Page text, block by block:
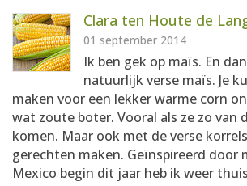
RECEPTEN
WEEKMENU'S
KOOKBOEKEN
Clara ten Houte de
01 september 2014
Ik ben gek op maïs. En
natuurlijk verse maïs. Je
maken voor een lekker warme corn
wat zoute boter. Vooral als ze zo van
komen. Maar ook met de verse
gerechten maken. Geïnspireerd door
Mexico begin dit jaar heb ik weer